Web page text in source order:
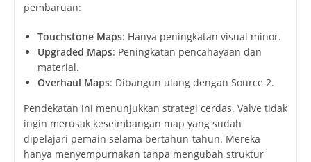
pembaruan:
Touchstone Maps: Hanya peningkatan visual minor.
Upgraded Maps: Peningkatan pencahayaan dan
material.
Overhaul Maps: Dibangun ulang dengan Source 2.
Pendekatan ini menunjukkan strategi cerdas. Valve tidak
ingin merusak keseimbangan map yang sudah
dipelajari pemain selama bertahun-tahun. Mereka
hanya menyempurnakan tanpa mengubah struktur